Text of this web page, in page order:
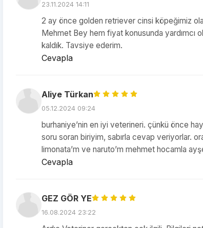
23.11.2024 14:11
2 ay önce golden retriever cinsi köpeğimiz
Mehmet Bey hem fiyat konusunda yardımcı
kaldık. Tavsiye ederim.
Cevapla
Aliye Türkan
05.12.2024 09:24
burhaniye’nin en iyi veterineri. çünkü önce
soru soran biriyim, sabırla cevap veriyorlar.
limonata’m ve naruto’m mehmet hocamla
Cevapla
GEZ GÖR YE
16.08.2024 23:22